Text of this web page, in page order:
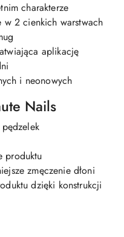
charakterze
2 cienkich warstwach
aplikację
i neonowych
Nails
produktu
zmęczenie dłoni
dzięki konstrukcji